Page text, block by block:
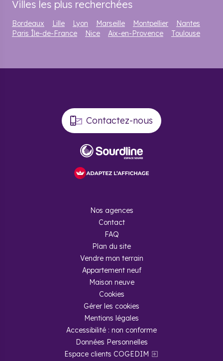
Villes les plus recherchées
Bordeaux Lille Lyon Marseille Montpellier
Nantes
Paris Île-de-France
Nice Aix-en-Provence Toulouse
Contactez-nous
Nos agences
Contact
FAQ
Plan du site
Vendre mon terrain
Appartement neuf
Maison neuve
Cookies
Gérer les cookies
Mentions légales
Accessibilité : non conforme
Données Personnelles
Espace clients COGEDIM